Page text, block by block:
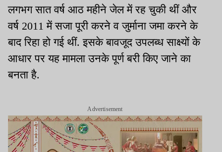
लगभग सात वर्ष आठ महीने जेल में रह चुकी थीं और
वर्ष 2011 में सजा पूरी करने व जुर्माना जमा करने के
बाद रिहा हो गई थीं. इसके बावजूद उपलब्ध साक्ष्यों के
आधार पर यह मामला उनके पूर्ण बरी किए जाने का
बनता है.
Advertisement